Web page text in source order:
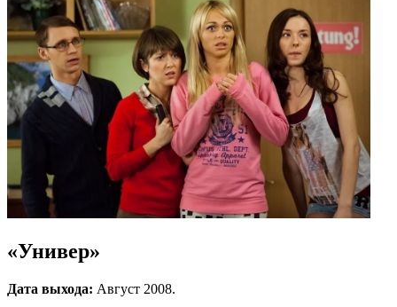
«Универ»
Дата выхода: Август 2008.